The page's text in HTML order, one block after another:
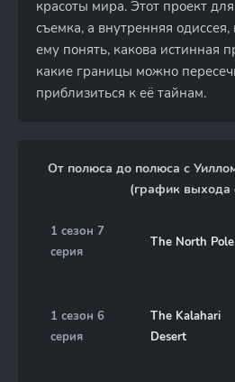
красоты мира. Этот проект
съемка, а внутренняя одиссея,
ему понять, какова истинная
какие границы можно
приблизиться к её тайнам.
От полюса до полюса с
(график выхода
1 сезон 7
серия
The North Pole
1 сезон 6
серия
The Kalahari
Desert